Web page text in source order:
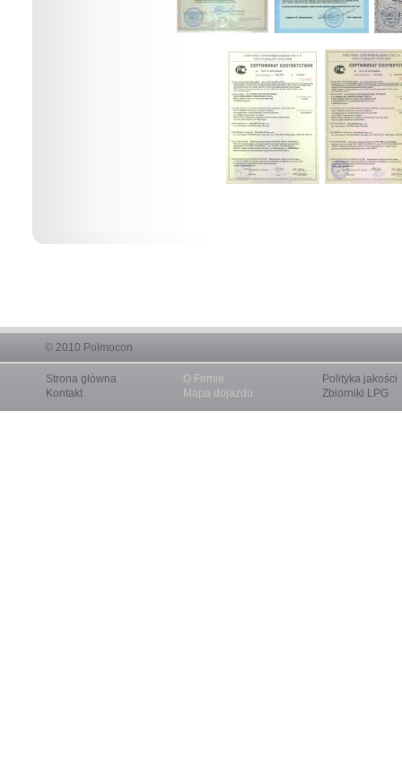
© 2010 Polmocon
Strona główna O Firmie
Polityka jakości
Kontakt
Mapa dojazdu Zbiorniki LPG